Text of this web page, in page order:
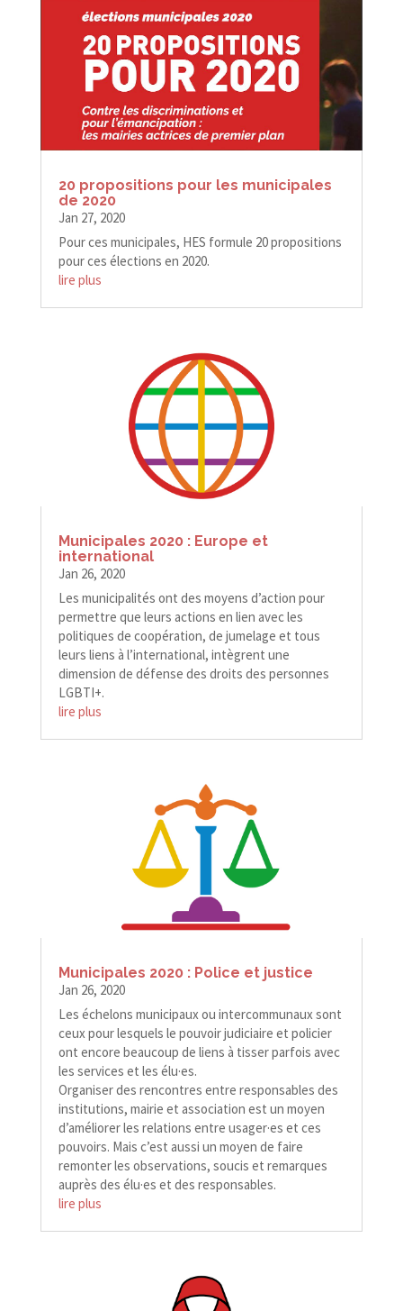
20 propositions pour les municipales
de 2020
Jan 27, 2020
Pour ces municipales, HES formule 20 propositions
pour ces élections en 2020.
lire plus
Municipales 2020 : Europe et
international
Jan 26, 2020
Les municipalités ont des moyens d’action pour
permettre que leurs actions en lien avec les
politiques de coopération, de jumelage et tous
leurs liens à l’international, intègrent une
dimension de défense des droits des personnes
LGBTI+.
lire plus
Municipales 2020 : Police et justice
Jan 26, 2020
Les échelons municipaux ou intercommunaux sont
ceux pour lesquels le pouvoir judiciaire et policier
ont encore beaucoup de liens à tisser parfois avec
les services et les élu·es.
Organiser des rencontres entre responsables des
institutions, mairie et association est un moyen
d’améliorer les relations entre usager·es et ces
pouvoirs. Mais c’est aussi un moyen de faire
remonter les observations, soucis et remarques
auprès des élu·es et des responsables.
lire plus